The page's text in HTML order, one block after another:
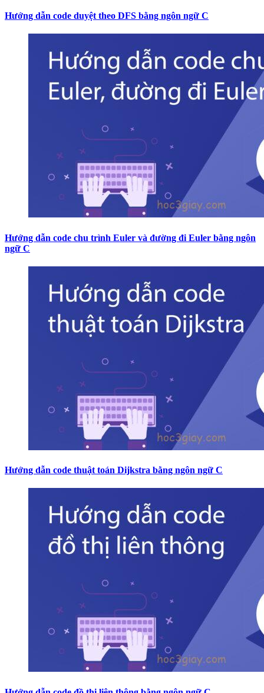
Hướng dẫn code duyệt theo DFS bằng ngôn ngữ C
Hướng dẫn code chu trình Euler và đường đi Euler bằng ngôn
ngữ C
Hướng dẫn code thuật toán Dijkstra bằng ngôn ngữ C